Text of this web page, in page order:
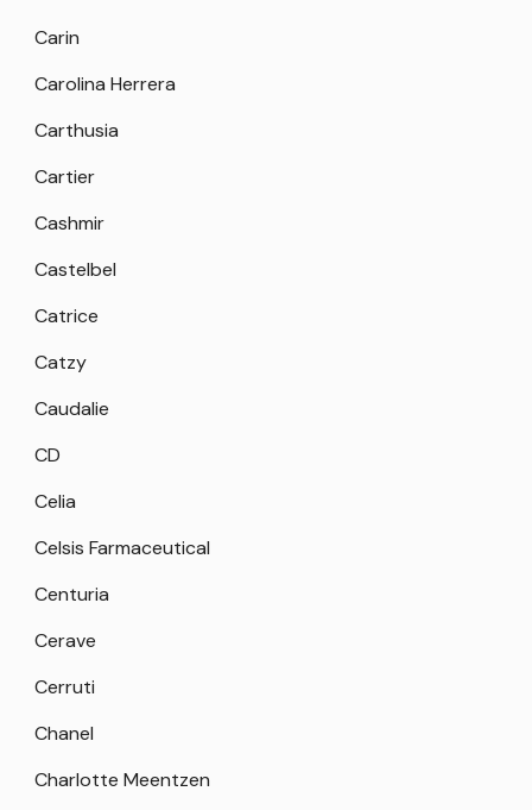
Carin
Carolina Herrera
Carthusia
Cartier
Cashmir
Castelbel
Catrice
Catzy
Caudalie
CD
Celia
Celsis Farmaceutical
Centuria
Cerave
Cerruti
Chanel
Charlotte Meentzen